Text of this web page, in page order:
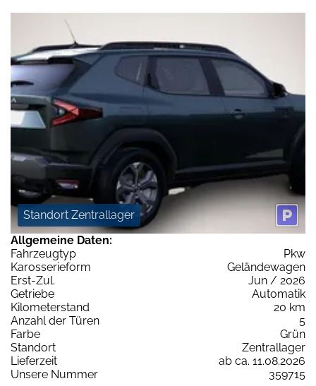
Standort Zentrallager
Allgemeine Daten:
Fahrzeugtyp
Pkw
Karosserieform
Geländewagen
Erst-Zul.
Jun / 2026
Getriebe
Automatik
Kilometerstand
20 km
Anzahl der Türen
5
Farbe
Grün
Standort
Zentrallager
Lieferzeit
ab ca. 11.08.2026
Unsere Nummer
359715